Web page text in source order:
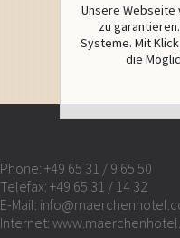
Phone: +49 65 31 / 9 65 50
Telefax: +49 65 31 / 14 32
E-Mail:
Internet:
Unsere
zu
Systeme. Mit
die